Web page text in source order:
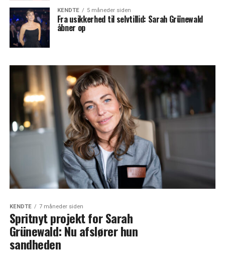
KENDTE 5 måneder siden
Fra usikkerhed til selvtillid: Sarah Grünewald
åbner op
KENDTE 7 måneder siden
Spritnyt projekt for Sarah
Grünewald: Nu afslører hun
sandheden